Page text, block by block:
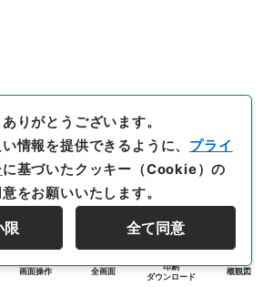
画面操作 全画面
印刷
ダウンロード
概観図
りがとうございます。
情報を提供できるように、 プライ
に基づいたクッキー（Cookie）の
をお願いいたします。
限 全て同意